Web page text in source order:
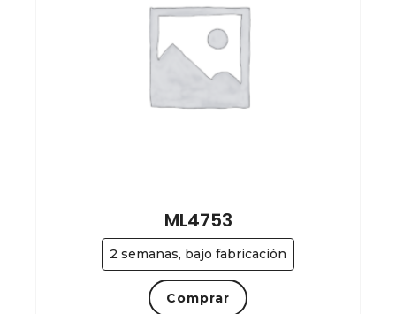
2 semanas, bajo fabricación
ML4753
Comprar